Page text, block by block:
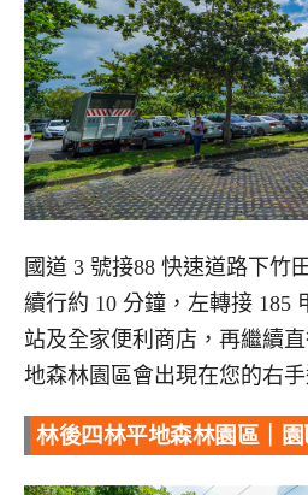
國道 3 號接88 快速道路下竹
續行約 10 分鐘，左轉接 185
站及全家便利商店，再繼續
地森林園區會出現在您的右
林後四林平地森林園區｜